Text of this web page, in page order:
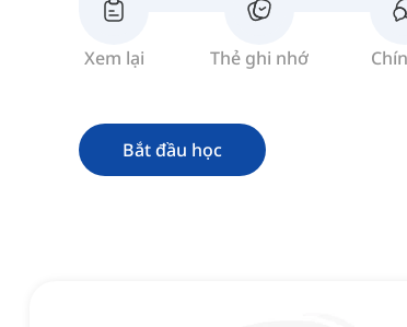
Xem lại Thẻ ghi nhớ
Bắt đầu học